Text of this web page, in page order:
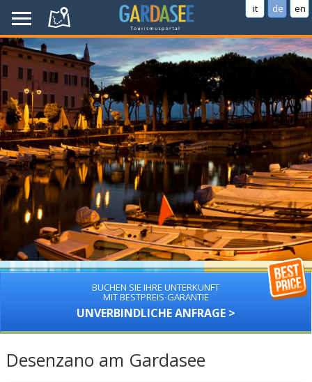
it de en
BUCHEN SIE IHRE UNTERKUNFT
MIT BESTPREIS-GARANTIE
UNVERBINDLICHE ANFRAGE >
Desenzano am Gardasee